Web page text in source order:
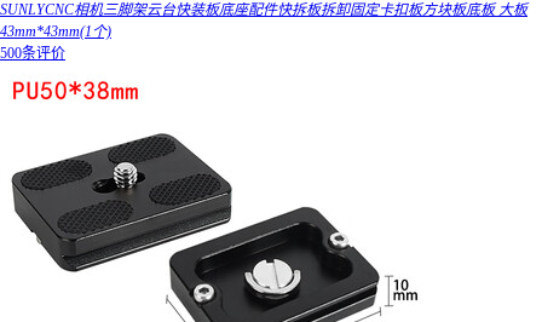
SUNLYCNC相机三脚架云台快装板底座配件快拆板拆卸固定卡扣板方块板底板 大板
43mm*43mm(1个)
500条评价